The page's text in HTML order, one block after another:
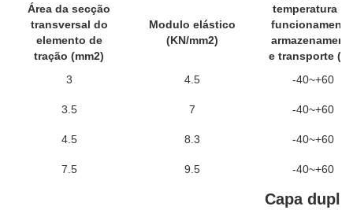
Área da secção
transversal do
elemento de
tração (mm2)
Modulo elástico
(KN/mm2)
temperatura de
e transporte
3
4.5 -40~+60
3.5 7 -40~+60
4.5 8.3 -40~+60
7.5 9.5 -40~+60
Capa dupla